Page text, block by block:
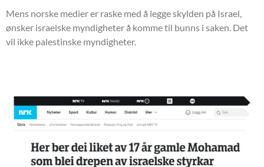
Mens norske medier er raske med å legge skylden på Israel,
ønsker israelske myndigheter å komme til bunns i saken. Det
vil ikke palestinske myndigheter.